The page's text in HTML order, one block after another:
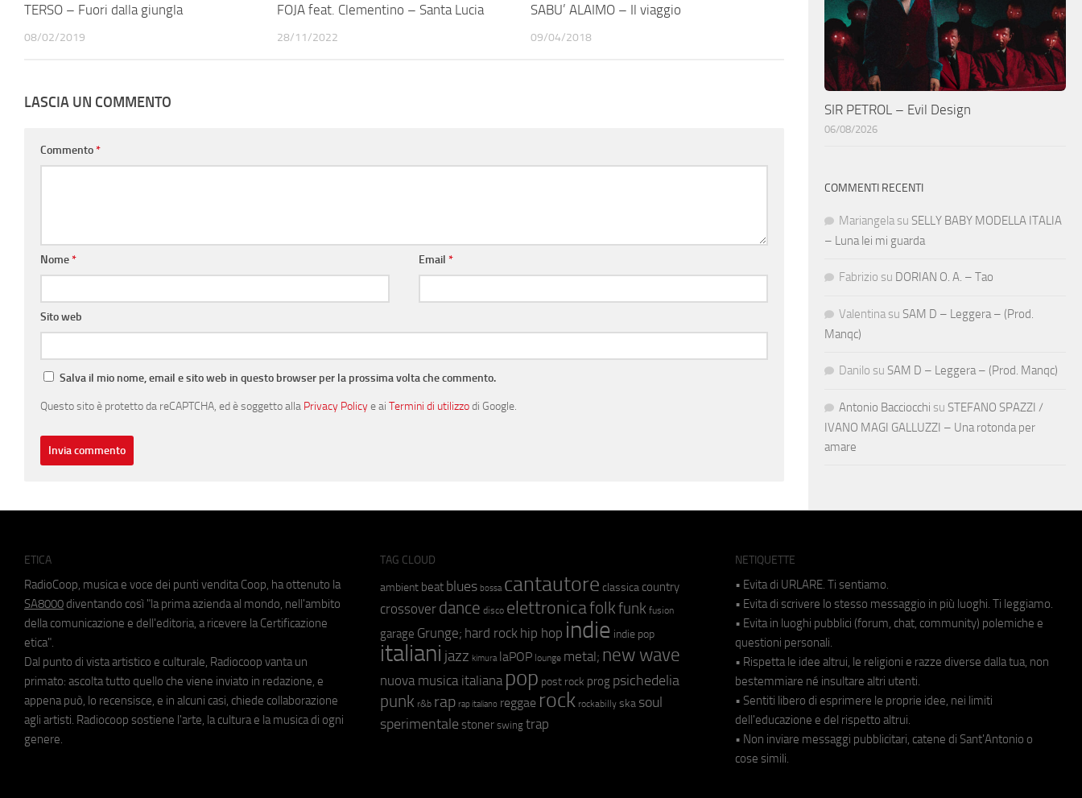
TERSO – Fuori dalla giungla
08/02/2019
FOJA feat. Clementino – Santa Lucia
28/11/2022
SABU’ ALAIMO – Il viaggio
09/04/2018
LASCIA UN COMMENTO
Commento*
Nome* Email*
Sito web
Salva il mio nome, email e sito web in questo browser per la prossima volta che commento.
Questo sito è protetto da reCAPTCHA, ed è soggetto alla Privacy Policye ai Termini di utilizzodi Google.
SIR PETROL – Evil Design
06/08/2026
COMMENTI RECENTI
Mariangela su SELLY BABY MODELLA ITALIA
– Luna lei mi guarda
Fabrizio su DORIAN O. A. – Tao
Valentina su SAM D – Leggera – (Prod.
Manqc)
Danilo su SAM D – Leggera – (Prod. Manqc)
Antonio Bacciocchi su STEFANO SPAZZI /
IVANO MAGI GALLUZZI – Una rotonda per
amare
ETICA
RadioCoop, musica e voce dei punti vendita Coop, ha ottenuto la
SA8000 diventando così "la prima azienda al mondo, nell'ambito
della comunicazione e dell'editoria, a ricevere la Certificazione
etica".
Dal punto di vista artistico e culturale, Radiocoop vanta un
primato: ascolta tutto quello che viene inviato in redazione, e
appena può, lo recensisce, e in alcuni casi, chiede collaborazione
agli artisti. Radiocoop sostiene l'arte, la cultura e la musica di ogni
genere.
TAG CLOUD
ambient beat blues bossa cantautore classica country
crossover dance disco elettronicafolkfunk fusion
garage Grunge; hard rock hip hop indie indie pop
italiani jazz kimura laPOP lounge metal; new wave
nuova musica italiana pop post rock prog psichedelia
punk r&b rap rap italiano reggae rock rockabilly ska soul
sperimentale stoner swing trap
NETIQUETTE
• Evita di URLARE. Ti sentiamo.
• Evita di scrivere lo stesso messaggio in più luoghi. Ti leggiamo.
• Evita in luoghi pubblici (forum, chat, community) polemiche e
questioni personali.
• Rispetta le idee altrui, le religioni e razze diverse dalla tua, non
bestemmiare né insultare altri utenti.
• Sentiti libero di esprimere le proprie idee, nei limiti
dell'educazione e del rispetto altrui.
• Non inviare messaggi pubblicitari, catene di Sant'Antonio o
cose simili.